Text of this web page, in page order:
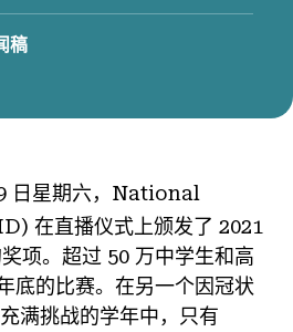
稿
日星期六，National
在直播仪式上颁发了 2021
项。超过 50 万中学生和高
底的比赛。在另一个因冠状
满挑战的学年中，只有